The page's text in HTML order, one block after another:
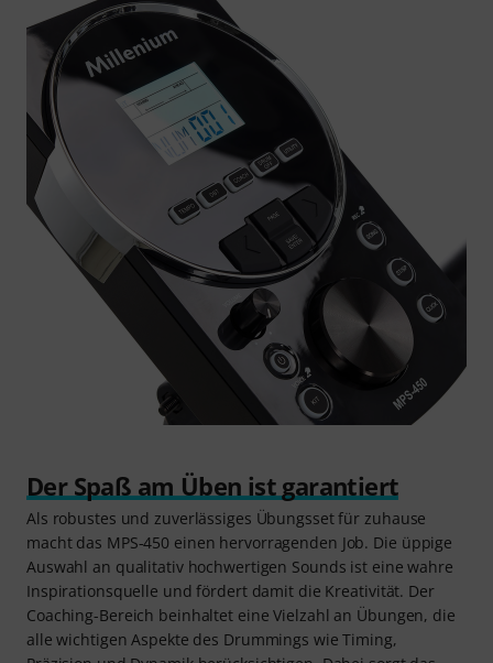
Der Spaß am Üben ist garantiert
Als robustes und zuverlässiges Übungsset für zuhause
macht das MPS-450 einen hervorragenden Job. Die üppige
Auswahl an qualitativ hochwertigen Sounds ist eine wahre
Inspirationsquelle und fördert damit die Kreativität. Der
Coaching-Bereich beinhaltet eine Vielzahl an Übungen, die
alle wichtigen Aspekte des Drummings wie Timing,